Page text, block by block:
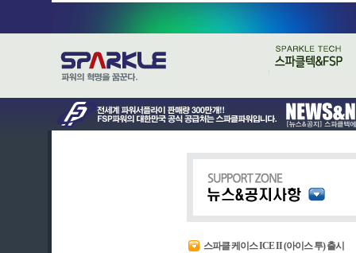
스파클 케이스 ICE II (아이스 투) 출시